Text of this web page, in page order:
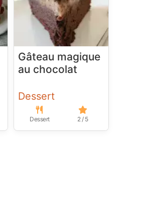
Gâteau magique
au chocolat
Dessert
Dessert 2 / 5